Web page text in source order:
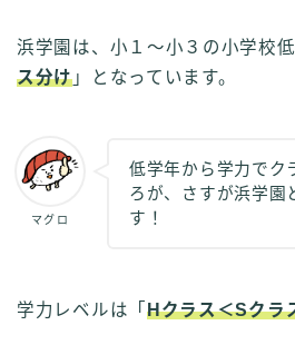
浜学園は、小１～小３の小学校
ス分け 」となっています。
マグロ
低学年から学力でク
ろが、さすが浜学園
す！
学力レベルは「 Hクラス＜Sクラ